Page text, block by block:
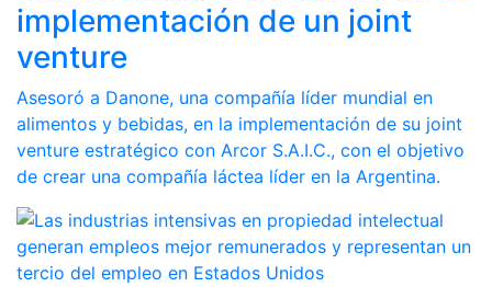
implementación de un joint
venture
Asesoró a Danone, una compañía líder mundial en
alimentos y bebidas, en la implementación de su joint
venture estratégico con Arcor S.A.I.C., con el objetivo
de crear una compañía láctea líder en la Argentina.